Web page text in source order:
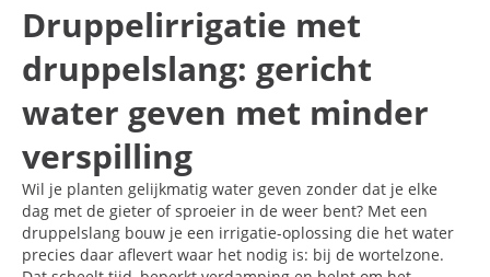
Druppelirrigatie met
druppelslang: gericht
water geven met minder
verspilling
Wil je planten gelijkmatig water geven zonder dat je elke
dag met de gieter of sproeier in de weer bent? Met een
druppelslang bouw je een irrigatie-oplossing die het water
precies daar aflevert waar het nodig is: bij de wortelzone.